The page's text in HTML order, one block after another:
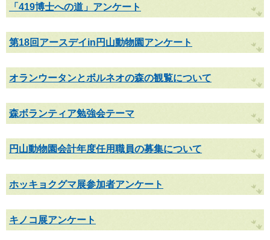
「419博士への道」アンケート
第18回アースデイin円山動物園アンケート
オランウータンとボルネオの森の観覧について
森ボランティア勉強会テーマ
円山動物園会計年度任用職員の募集について
ホッキョクグマ展参加者アンケート
キノコ展アンケート